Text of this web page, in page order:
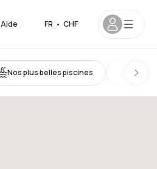
Aide FR • CHF
Nos plus belles piscines